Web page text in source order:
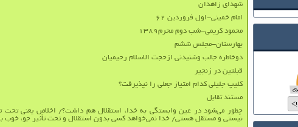
شهدای زاهدان
امام خمینی-اول فروردین ۶۲
محمود کریمی-شب دوم محرم۱۳۸۹
بهارستان-مجلس ششم
دوخاطره جالب وشنیدنی ازحجت الاسلام رحیمیان
قبلتین در زنجیر
کلیپ جلیلی کدام امتیاز جعلی را نپذیرفت؟
مستند تقابل
چطور می‌شود در عین وابستگی به خدا، استقلال هم داشت؟/ اخلاص یعنی تحت
نیستی و مستقل هستی/ خدا نمی‌خواهد کسی بدون استقلال و تحت تأثیر جوّ، خوب